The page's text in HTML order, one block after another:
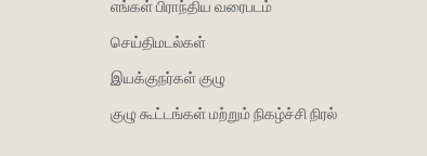
எங்கள் பிராந்திய வரைபடம்
செய்திமடல்கள்
இயக்குநர்கள் குழு
குழு கூட்டங்கள் மற்றும் நிகழ்ச்சி நிரல்